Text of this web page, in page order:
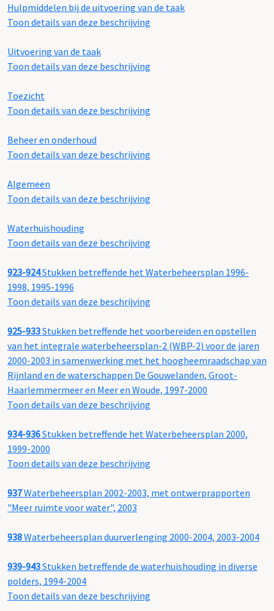
Hulpmiddelen bij de uitvoering van de taak
Toon details van deze beschrijving
Uitvoering van de taak
Toon details van deze beschrijving
Toezicht
Toon details van deze beschrijving
Beheer en onderhoud
Toon details van deze beschrijving
Algemeen
Toon details van deze beschrijving
Waterhuishouding
Toon details van deze beschrijving
923-924Stukken betreffende het Waterbeheersplan 1996-
1998, 1995-1996
Toon details van deze beschrijving
925-933Stukken betreffende het voorbereiden en opstellen
van het integrale waterbeheersplan-2 (WBP-2) voor de jaren
2000-2003 in samenwerking met het hoogheemraadschap van
Rijnland en de waterschappen De Gouwelanden, Groot-
Haarlemmermeer en Meer en Woude, 1997-2000
Toon details van deze beschrijving
934-936Stukken betreffende het Waterbeheersplan 2000,
1999-2000
Toon details van deze beschrijving
937Waterbeheersplan 2002-2003, met ontwerprapporten
"Meer ruimte voor water", 2003
938Waterbeheersplan duurverlenging 2000-2004, 2003-2004
939-943Stukken betreffende de waterhuishouding in diverse
polders, 1994-2004
Toon details van deze beschrijving